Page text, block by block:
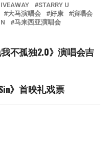
STARRY U
大马演唱会 好康
演唱会
马来西亚演唱会
不孤独2.0》演唱会吉
》首映礼戏票